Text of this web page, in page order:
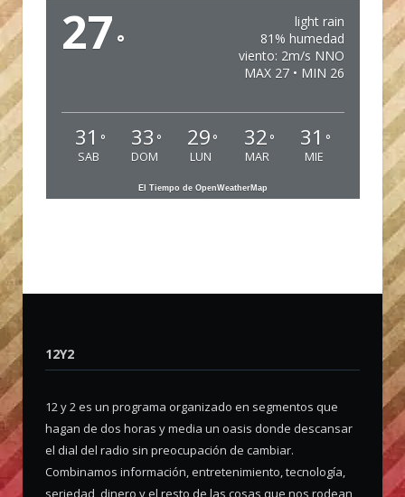
27 °
light rain
81% humedad
viento: 2m/s NNO
MAX 27 • MIN 26
31 °
SAB
33 °
DOM
29 °
LUN
32 °
MAR
31 °
MIE
El Tiempo de OpenWeatherMap
12Y2
12 y 2 es un programa organizado en segmentos que
hagan de dos horas y media un oasis donde descansar
el dial del radio sin preocupación de cambiar.
Combinamos información, entretenimiento, tecnología,